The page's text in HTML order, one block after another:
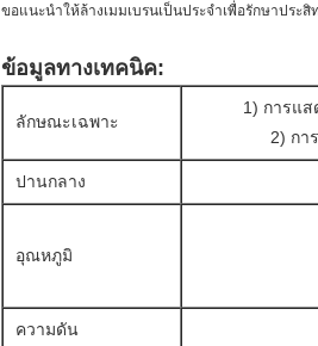
ขอแนะนำให้ล้างเมมเบรนเป็นประจำเพื่อรักษาปร
ข้อมูลทางเทคนิค:
ลักษณะเฉพาะ
1) การแ
2) กา
ปานกลาง
อุณหภูมิ
ความดัน